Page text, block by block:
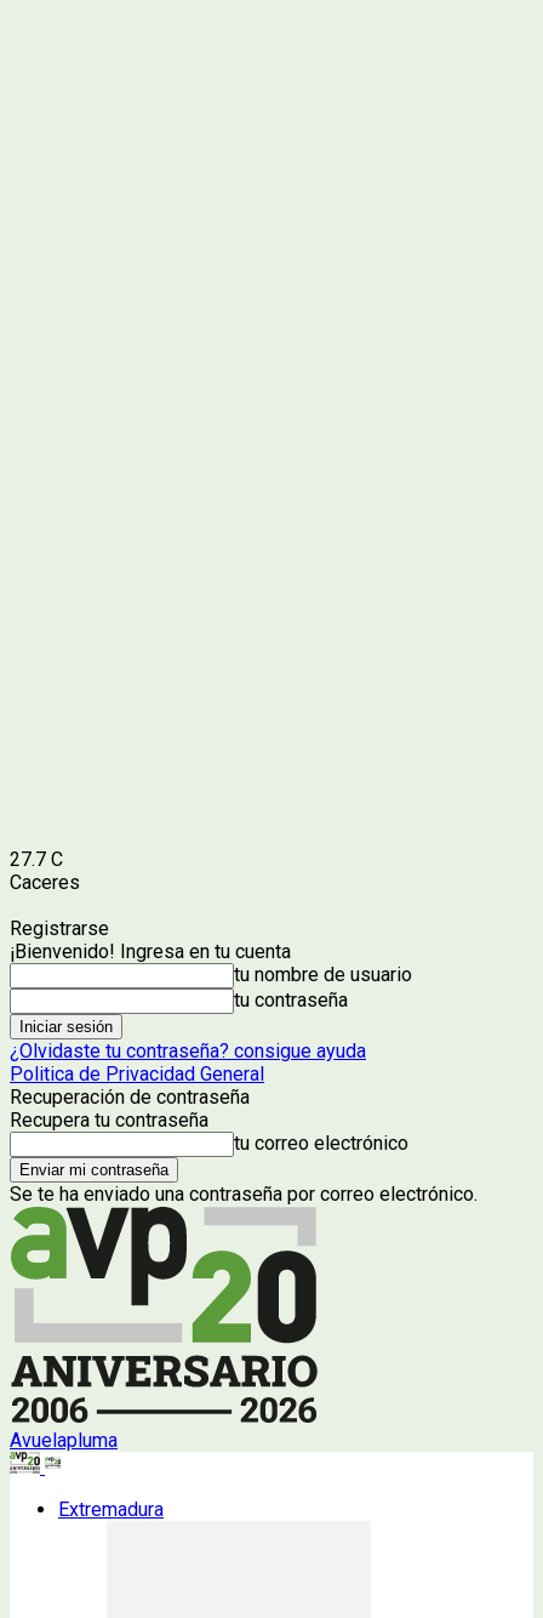
27.7 C
Caceres
Registrarse
¡Bienvenido! Ingresa en tu cuenta
tu nombre de usuario
tu contraseña
¿Olvidaste tu contraseña? consigue ayuda
Politica de Privacidad General
Recuperación de contraseña
Recupera tu contraseña
tu correo electrónico
Se te ha enviado una contraseña por correo electrónico.
Avuelapluma
Extremadura